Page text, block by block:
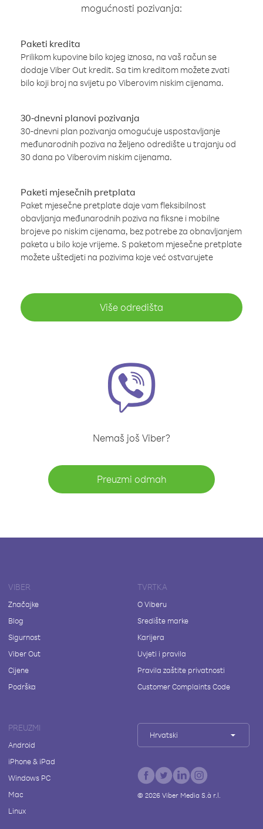
mogućnosti pozivanja:
Paketi kredita
Prilikom kupovine bilo kojeg iznosa, na vaš račun se
dodaje Viber Out kredit. Sa tim kreditom možete zvati
bilo koji broj na svijetu po Viberovim niskim cijenama.
30-dnevni planovi pozivanja
30-dnevni plan pozivanja omogućuje uspostavljanje
međunarodnih poziva na željeno odredište u trajanju od
30 dana po Viberovim niskim cijenama.
Paketi mjesečnih pretplata
Paket mjesečne pretplate daje vam fleksibilnost
obavljanja međunarodnih poziva na fiksne i mobilne
brojeve po niskim cijenama, bez potrebe za obnavljanjem
paketa u bilo koje vrijeme. S paketom mjesečne pretplate
možete uštedjeti na pozivima koje već ostvarujete
Više odredišta
Nemaš još Viber?
Preuzmi odmah
VIBER
Značajke
Blog
Sigurnost
Viber Out
Cijene
Podrška
TVRTKA
O Viberu
Središte marke
Karijera
Uvjeti i pravila
Pravila zaštite privatnosti
Customer Complaints Code
PREUZMI
Android
iPhone & iPad
Windows PC
Mac
Linux
Hrvatski
© 2026Viber Media S.à r.l.